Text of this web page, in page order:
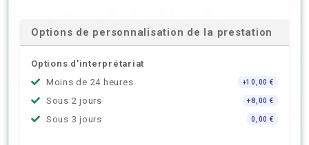
Options de personnalisation de la prestation
Options d'interprétariat
Moins de 24 heures
+10,00 €
Sous 2 jours +8,00 €
Sous 3 jours 0,00 €